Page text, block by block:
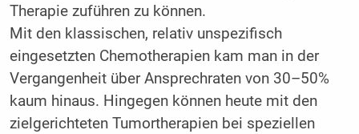
Therapie zuführen zu können.
Mit den klassischen, relativ unspezifisch
eingesetzten Chemotherapien kam man in der
Vergangenheit über Ansprechraten von 30–50%
kaum hinaus. Hingegen können heute mit den
zielgerichteten Tumortherapien bei speziellen